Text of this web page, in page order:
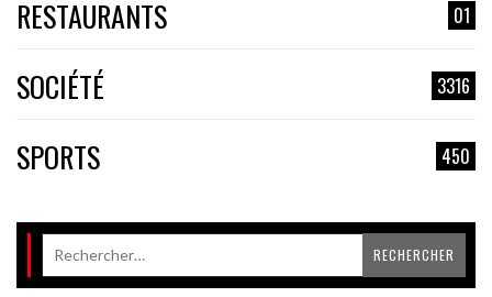
RESTAURANTS 01
SOCIÉTÉ 3316
SPORTS 450